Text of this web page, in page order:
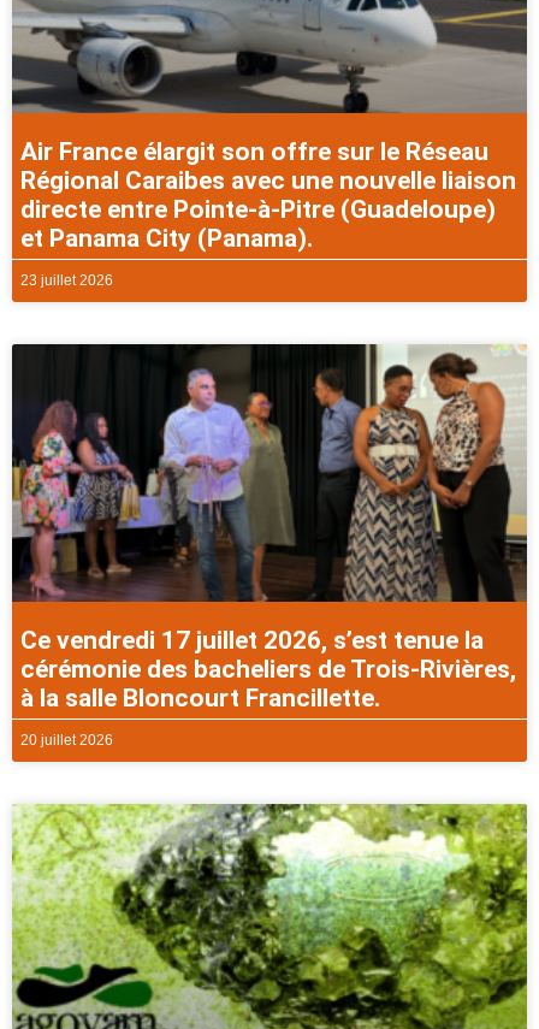
Air France élargit son offre sur le Réseau
Régional Caraibes avec une nouvelle liaison
directe entre Pointe-à-Pitre (Guadeloupe)
et Panama City (Panama).
23 juillet 2026
Ce vendredi 17 juillet 2026, s’est tenue la
cérémonie des bacheliers de Trois-Rivières,
à la salle Bloncourt Francillette.
20 juillet 2026